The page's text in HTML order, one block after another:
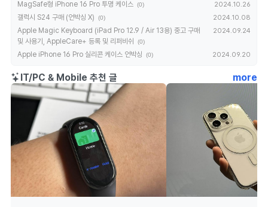
MagSafe형 iPhone 16 Pro 투명 케이스 (0) 2024.10.26
갤럭시 S24 구매 (언박싱 X) (0) 2024.10.08
Apple Magic Keyboard (iPad Pro 12.9 / Air 13용) 중고 구매
및 사용기, AppleCare+ 등록 및 리퍼비쉬
(0)
2024.09.24
Apple iPhone 16 Pro 실리콘 케이스 언박싱 (0) 2024.09.20
IT/PC & Mobile 추천 글 more